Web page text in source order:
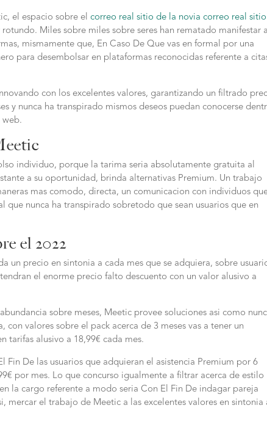
el espacio sobre elcorreo real sitio de la novia correo real
Miles sobre miles sobre seres han rematado manifestar
mismamente que, En Caso De Que vas en formal por una
para desembolsar en plataformas reconocidas referente a
con los excelentes valores, garantizando un filtrado
y nunca ha transpirado mismos deseos puedan conocerse
web.
individuo, porque la tarima seria absolutamente gratuita al
a su oportunidad, brinda alternativas Premium. Un trabajo
mas comodo, directa, un comunicacion con individuos
que nunca ha transpirado sobretodo que sean usuarios que en
el 2022
un precio en sintonia a cada mes que se adquiera, sobre
el enorme precio falto descuento con un valor alusivo a
sobre meses, Meetic provee soluciones asi­ como
valores sobre el pack acerca de 3 meses vas a tener un
tarifas alusivo a 18,99€ cada mes.
Fin De las usuarios que adquieran el asistencia Premium por 6
por mes. Lo que concurso igualmente a filtrar acerca de estilo
la cargo referente a modo seria Con El Fin De indagar pareja
mercar el trabajo de Meetic a las excelentes valores en sintonia